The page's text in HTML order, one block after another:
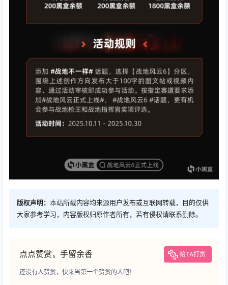
版权声明： 本站所载内容均来源用户发布或互联网转载，目的仅供
大家参考学习，内容版权归原作者所有，若有侵权请联系删除。
点点赞赏，手留余香 给TA打赏
还没有人赞赏，快来当第一个赞赏的人吧！